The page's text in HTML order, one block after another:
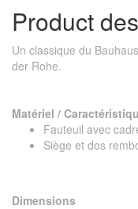
Product
Un classique du
der Rohe.
Matériel /
Fauteuil avec
Siège et dos
Dimensions